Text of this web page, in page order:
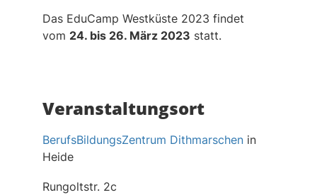
Das EduCamp Westküste 2023 findet
vom 24. bis 26. März 2023 statt.
Veranstaltungsort
BerufsBildungsZentrum Dithmarschen in
Heide
Rungoltstr. 2c